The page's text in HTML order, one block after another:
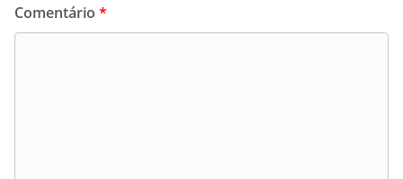
Comentário *